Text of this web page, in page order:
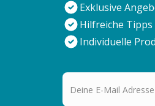
Exklusive
Hilfreiche
Individuelle
Deine E-Mail